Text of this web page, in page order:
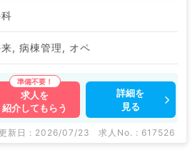
, 病棟管理, オペ
求人を
紹介してもらう
詳細を
見る
新日 : 2026/07/23 求人No. : 617526